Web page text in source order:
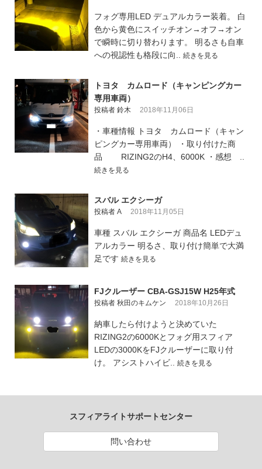
フォグ専用LED デュアルカラー装着。 白
色から黄色にスイッチオン→オフ→オン
で瞬時に切り替わります。 明るさも自車
への視認性も格段に向.. 続きを見る
トヨタ カムロード（キャンピングカー
専用車両）
投稿者 鈴木 2018年11月06日
・車種情報 トヨタ カムロード（キャン
ピングカー専用車両） ・取り付けた商
品 RIZING2のH4、6000K ・感想 ..
続きを見る
スバル エクシーガ
投稿者 A 2018年11月05日
車種 スバル エクシーガ 商品名 LEDデュ
アルカラー 明るさ、取り付け簡単で大満
足です 続きを見る
FJクルーザー CBA-GSJ15W H25年式
投稿者 秋田のキムケン 2018年10月26日
納車したら付けようと決めていた
RIZING2の6000Kとフォグ用スフィア
LEDの3000KをFJクルーザーに取り付
け。 アシストハイビ.. 続きを見る
スフィアライトサポートセンター
問い合わせ